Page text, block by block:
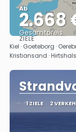
Ab
2.668
Gesamtpreis
ZIELE
Kiel · Goeteborg ·
Kristiansand · Hirtshals
1 ZIELE 2